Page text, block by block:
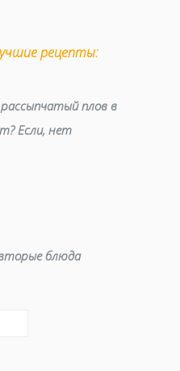
рецепты:
плов в
Если, нет
блюда